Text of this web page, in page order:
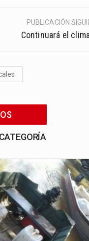
PUBLICACIÓN
Continuará el